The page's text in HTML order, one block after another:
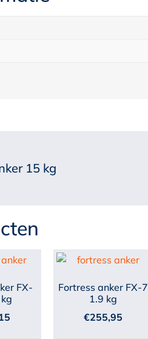
15 kg
FX-
Fortress anker FX-7
1.9 kg
€255,95